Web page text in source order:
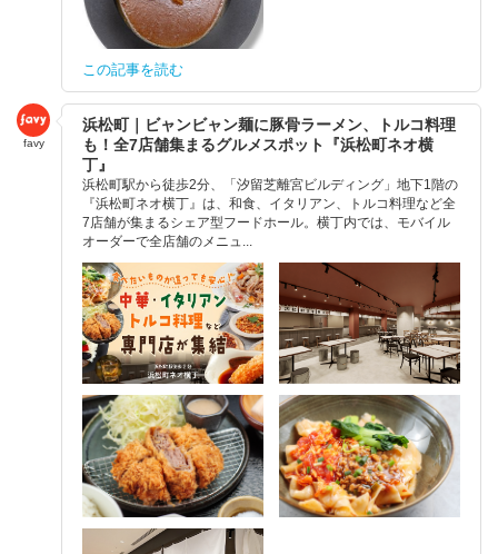
この記事を読む
favy
浜松町｜ビャンビャン麺に豚骨ラーメン、トルコ料理
も！全7店舗集まるグルメスポット『浜松町ネオ横
丁』
浜松町駅から徒歩2分、「汐留芝離宮ビルディング」地下1階の
『浜松町ネオ横丁』は、和食、イタリアン、トルコ料理など全
7店舗が集まるシェア型フードホール。横丁内では、モバイル
オーダーで全店舗のメニュ...